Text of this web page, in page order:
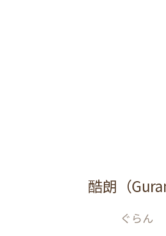
酷朗（
ぐらん